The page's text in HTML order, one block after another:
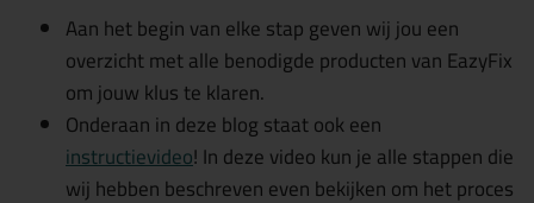
Aan het begin van elke stap geven wij jou een
overzicht met alle benodigde producten van EazyFix
om jouw klus te klaren.
Onderaan in deze blog staat ook een
instructievideo! In deze video kun je alle stappen die
wij hebben beschreven even bekijken om het proces